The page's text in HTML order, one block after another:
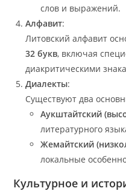
слов и выражений.
Алфавит:
Литовский алфавит
32 букв, включая
диакритическими
Диалекты:
Существуют два
Аукштайтский
литературного
Жемайтский
локальные
Культурное и